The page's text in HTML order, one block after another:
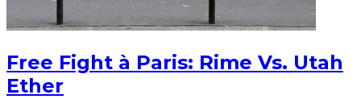
Free Fight à Paris: Rime Vs. Utah
Ether